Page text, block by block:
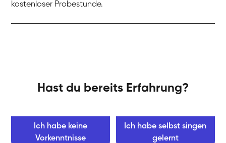
kostenloser Probestunde.
Hast du bereits Erfahrung?
Ich habe keine
Vorkenntnisse
Ich habe selbst singen
gelernt